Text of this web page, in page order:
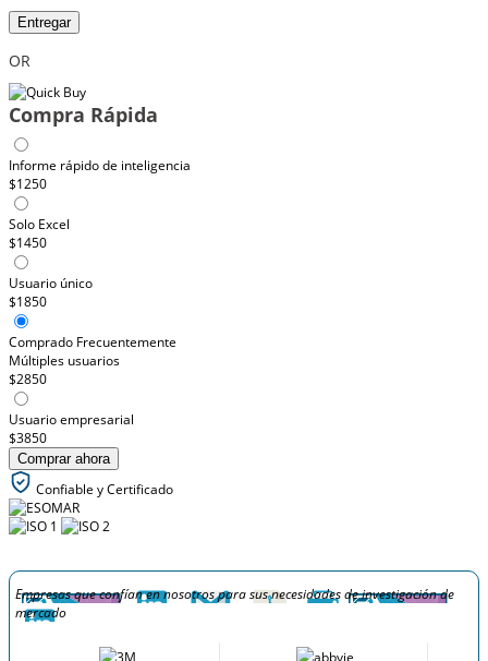
Entregar
OR
Compra Rápida
Informe rápido de inteligencia
$1250
Solo Excel
$1450
Usuario único
$1850
Comprado Frecuentemente
Múltiples usuarios
$2850
Usuario empresarial
$3850
Comprar ahora
Confiable y Certificado
Empresas que confían en nosotros para sus necesidades de investigación de
mercado